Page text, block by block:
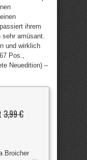
ihrem
amüsant.
und wirklich
Pos.,
Neuedition) –
3,99 €
Broicher